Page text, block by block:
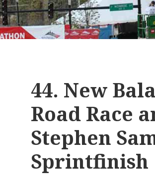
44. New
Road Race
Stephen
Sprintfinish